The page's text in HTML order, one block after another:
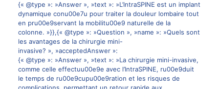
{« @type »: »Answer », »text »: »L’IntraSPINE est un implant
dynamique conu00e7u pour traiter la douleur lombaire tout
en pru00e9servant la mobilitu00e9 naturelle de la
colonne. »}},{« @type »: »Question », »name »: »Quels sont
les avantages de la chirurgie mini-
invasive? », »acceptedAnswer »:
{« @type »: »Answer », »text »: »La chirurgie mini-invasive,
comme celle effectuu00e9e avec l’IntraSPINE, ru00e9duit
le temps de ru00e9cupu00e9ration et les risques de